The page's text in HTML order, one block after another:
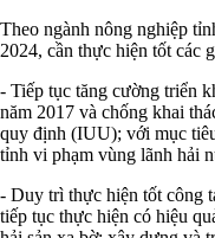
Theo ngành nông nghiệp
2024, cần thực hiện tốt các
- Tiếp tục tăng cường triển
năm 2017 và chống khai
quy định (IUU); với mục
tỉnh vi phạm vùng lãnh hải
- Duy trì thực hiện tốt công
tiếp tục thực hiện có hiệu